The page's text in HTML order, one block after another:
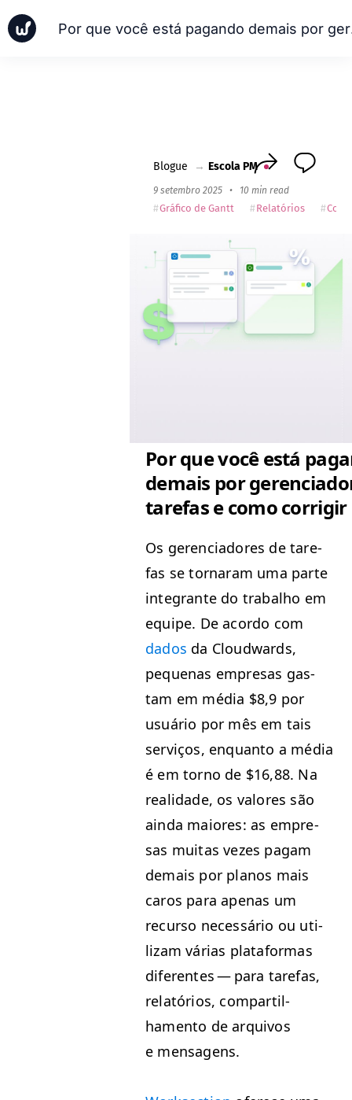
Por
Blogue → Escola PM
9 setembro 2025 • 10 min read
Gráfico de Gantt Relatórios
Por que você está
demais por
tarefas e como corrigir
Os geren­ci­adores de tare­
fas se tornaram uma parte
inte­grante do tra­bal­ho em
equipe. De acor­do com
dados da Cloud­wards,
peque­nas empre­sas gas­
tam em média $8,9 por
usuário por mês em tais
serviços, enquan­to a média
é em torno de $16,88. Na
real­i­dade, os val­ores são
ain­da maiores: as empre­
sas muitas vezes pagam
demais por planos mais
caros para ape­nas um
recur­so necessário ou uti­
lizam várias platafor­mas
difer­entes — para tare­fas,
relatórios, com­par­til­
hamen­to de arquiv­os
e mensagens.